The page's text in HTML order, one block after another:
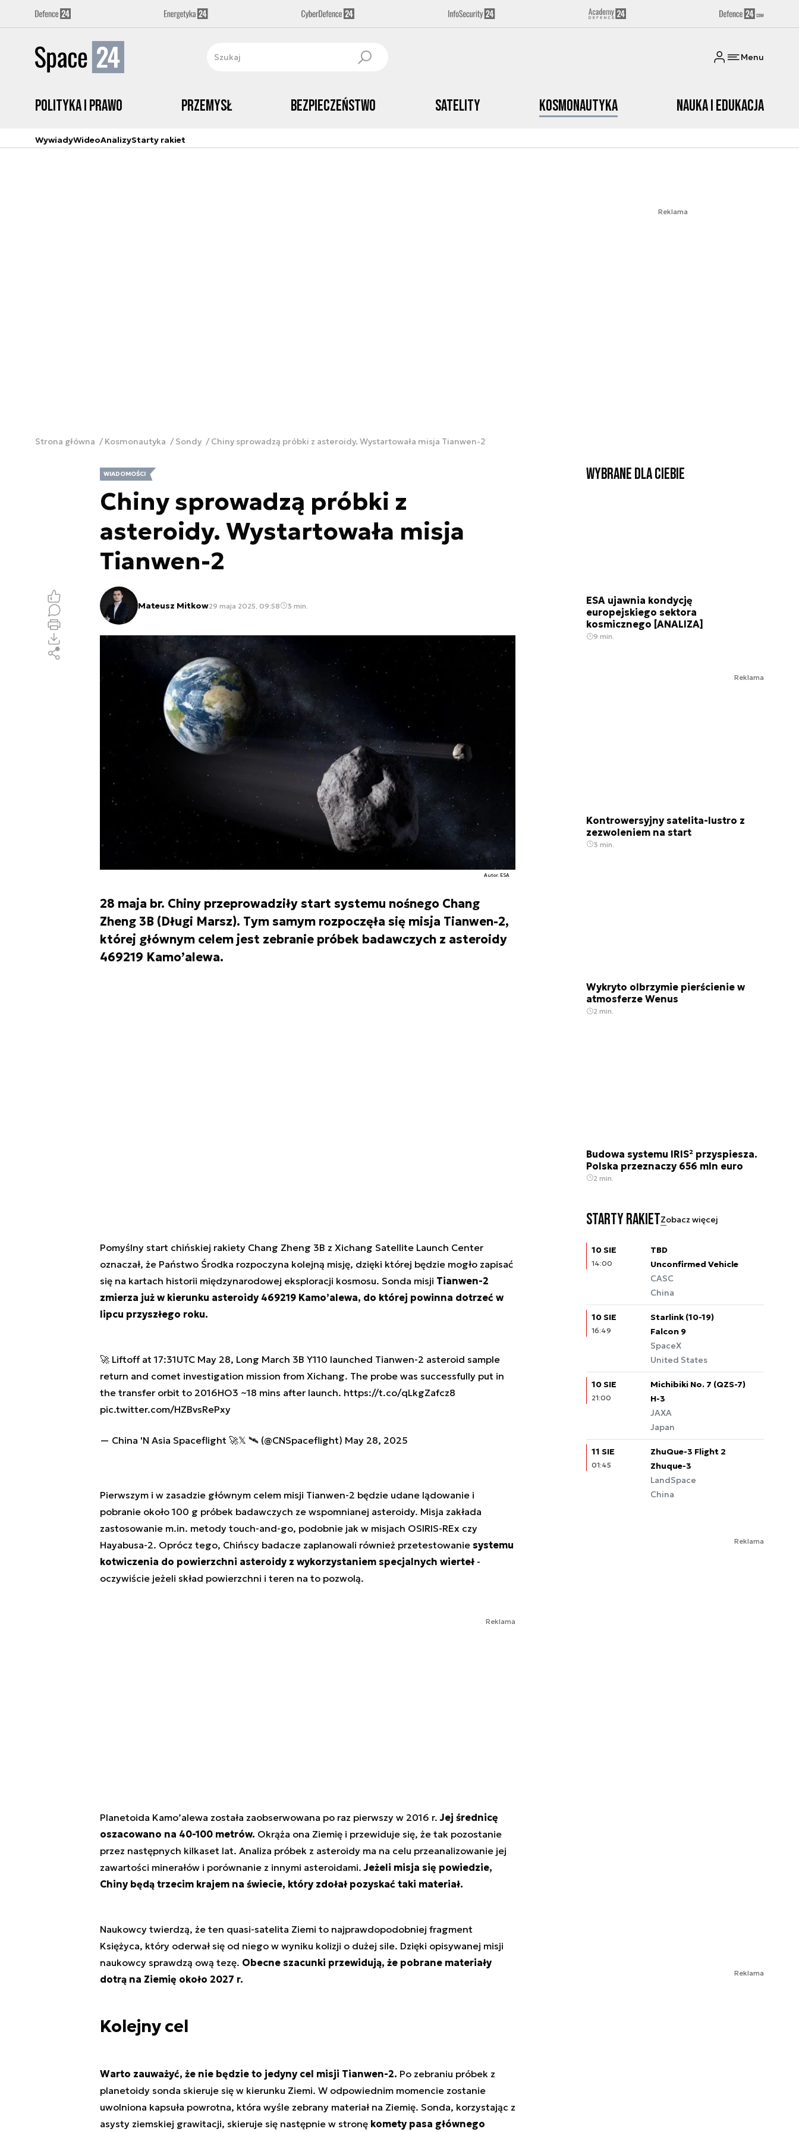
Menu
Polityka i prawo Przemysł Bezpieczeństwo Satelity Kosmonautyka Nauka i edukacja
WywiadyWideoAnalizyStarty rakiet
Reklama
Strona główna Kosmonautyka Sondy Chiny sprowadzą próbki z asteroidy. Wystartowała misja Tianwen-2
WIADOMOŚCI
Chiny sprowadzą próbki z
asteroidy. Wystartowała misja
Tianwen-2
Mateusz Mitkow29 maja 2025, 09:58 3 min.
Autor. ESA
28 maja br. Chiny przeprowadziły start systemu nośnego Chang
Zheng 3B (Długi Marsz). Tym samym rozpoczęła się misja Tianwen-2,
której głównym celem jest zebranie próbek badawczych z asteroidy
469219 Kamo’alewa.
Pomyślny start chińskiej rakiety Chang Zheng 3B z Xichang Satellite Launch Center
oznaczał, że Państwo Środka rozpoczyna kolejną misję, dzięki której będzie mogło zapisać
się na kartach historii międzynarodowej eksploracji kosmosu. Sonda misji Tianwen-2
zmierza już w kierunku asteroidy 469219 Kamo’alewa, do której powinna dotrzeć w
lipcu przyszłego roku.
🚀 Liftoff at 17:31UTC May 28, Long March 3B Y110 launched Tianwen-2 asteroid sample
return and comet investigation mission from Xichang. The probe was successfully put in
the transfer orbit to 2016HO3 ~18 mins after launch. https://t.co/qLkgZafcz8
pic.twitter.com/HZBvsRePxy
— China 'N Asia Spaceflight 🚀𝕏 🛰️ (@CNSpaceflight) May 28, 2025
Pierwszym i w zasadzie głównym celem misji Tianwen-2 będzie udane lądowanie i
pobranie około 100 g próbek badawczych ze wspomnianej asteroidy. Misja zakłada
zastosowanie m.in. metody touch-and-go, podobnie jak w misjach OSIRIS-REx czy
Hayabusa-2. Oprócz tego, Chińscy badacze zaplanowali również przetestowanie systemu
kotwiczenia do powierzchni asteroidy z wykorzystaniem specjalnych wierteł-
oczywiście jeżeli skład powierzchni i teren na to pozwolą.
Reklama
Planetoida Kamo’alewa została zaobserwowana po raz pierwszy w 2016 r.Jej średnicę
oszacowano na 40-100 metrów. Okrąża ona Ziemię i przewiduje się, że tak pozostanie
przez następnych kilkaset lat. Analiza próbek z asteroidy ma na celu przeanalizowanie jej
zawartości minerałów i porównanie z innymi asteroidami.Jeżeli misja się powiedzie,
Chiny będą trzecim krajem na świecie, który zdołał pozyskać taki materiał.
Naukowcy twierdzą, że ten quasi-satelita Ziemi to najprawdopodobniej fragment
Księżyca, który oderwał się od niego w wyniku kolizji o dużej sile. Dzięki opisywanej misji
naukowcy sprawdzą ową tezę. Obecne szacunki przewidują, że pobrane materiały
dotrą na Ziemię około 2027 r.
Kolejny cel
Warto zauważyć, że nie będzie to jedyny cel misji Tianwen-2. Po zebraniu próbek z
planetoidy sonda skieruje się w kierunku Ziemi. W odpowiednim momencie zostanie
uwolniona kapsuła powrotna, która wyśle zebrany materiał na Ziemię. Sonda, korzystając z
asysty ziemskiej grawitacji, skieruje się następnie w stronę komety pasa głównego
Wybrane dla Ciebie
ESA ujawnia kondycję
europejskiego sektora
kosmicznego [ANALIZA]
9 min.
Reklama
Kontrowersyjny satelita-lustro z
zezwoleniem na start
3 min.
Wykryto olbrzymie pierścienie w
atmosferze Wenus
2 min.
Budowa systemu IRIS² przyspiesza.
Polska przeznaczy 656 mln euro
2 min.
Starty rakietZobacz więcej
10 SIE
14:00
TBD
Unconfirmed Vehicle
CASC
China
10 SIE
16:49
Starlink (10-19)
Falcon 9
SpaceX
United States
10 SIE
21:00
Michibiki No. 7 (QZS-7)
Quasi-Zenith Satellite
System
H-3
JAXA
Japan
11 SIE
01:45
ZhuQue-3 Flight 2
Zhuque-3
LandSpace
China
Reklama
Reklama